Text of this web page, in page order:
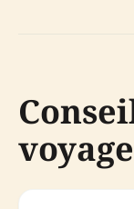
voyage